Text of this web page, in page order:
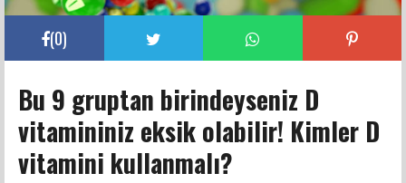
(0)
Bu 9 gruptan birindeyseniz D
vitamininiz eksik olabilir! Kimler D
vitamini kullanmalı?